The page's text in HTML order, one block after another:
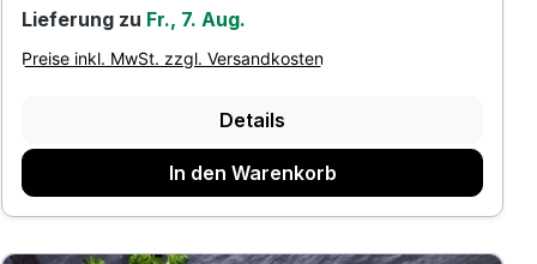
Lieferung zu Fr., 7. Aug.
Preise inkl. MwSt. zzgl. Versandkosten
Details
In den Warenkorb